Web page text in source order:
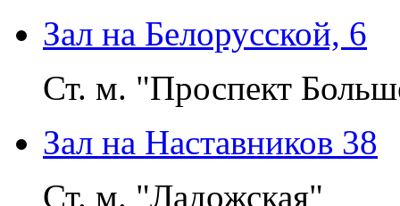
Зал на Белорусской, 6
Ст. м. "Проспект
Зал на Наставников 38
Ст. м. "Ладожская"